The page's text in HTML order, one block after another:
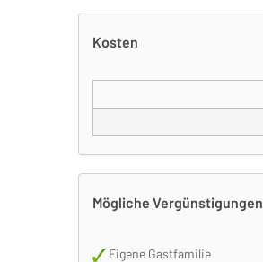
Kosten
Mögliche Vergünstigungen
Eigene Gastfamilie